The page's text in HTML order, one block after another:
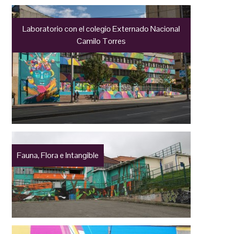
Laboratorio con el colegio Externado Nacional
Camilo Torres
Fauna, Flora e Intangible